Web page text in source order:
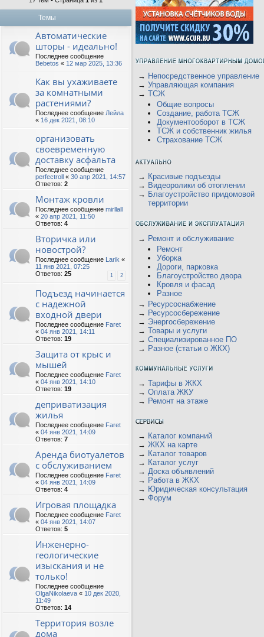
Темы
Автоматические
шторы - идеально!
Последнее сообщение
Bebetos « 12 мар 2025, 13:36
Как вы ухаживаете
за комнатными
растениями?
Последнее сообщение Лейла
« 16 дек 2021, 08:10
организовать
своевременную
доставку асфальта
Последнее сообщение
perfectroll « 30 апр 2021, 14:57
Ответов: 2
Монтаж кровли
Последнее сообщение mirllall
« 20 апр 2021, 11:50
Ответов: 4
Вторичка или
новострой?
Последнее сообщение Larik «
11 янв 2021, 07:25
Ответов: 25 1 2
Подъезд начинается
с надежной
входной двери
Последнее сообщение Faret
« 04 янв 2021, 14:11
Ответов: 19
Защита от крыс и
мышей
Последнее сообщение Faret
« 04 янв 2021, 14:10
Ответов: 19
деприватизация
жилья
Последнее сообщение Faret
« 04 янв 2021, 14:09
Ответов: 7
Аренда биотуалетов
с обслуживанием
Последнее сообщение Faret
« 04 янв 2021, 14:09
Ответов: 4
Игровая площадка
Последнее сообщение Faret
« 04 янв 2021, 14:07
Ответов: 5
Инженерно-
геологические
изыскания и не
только!
Последнее сообщение
OlgaNikolaeva « 10 дек 2020,
11:49
Ответов: 14
Территория возле
дома
→ Непосредственное управление
→ Управляющая компания
→ ТСЖ
Общие вопросы
Создание, работа ТСЖ
Документооборот в ТСЖ
ТСЖ и собственник жилья
Страхование ТСЖ
→ Красивые подъезды
→ Видеоролики об отоплении
→ Благоустройство придомовой
территории
→ Ремонт и обслуживание
Ремонт
Уборка
Дороги, парковка
Благоустройство двора
Кровля и фасад
Разное
→ Ресурсоснабжение
→ Ресурсосбережение
→ Энергосбережение
→ Товары и услуги
→ Специализированное ПО
→ Разное (статьи о ЖКХ)
→ Тарифы в ЖКХ
→ Оплата ЖКУ
→ Ремонт на этаже
→ Каталог компаний
→ ЖКХ на карте
→ Каталог товаров
→ Каталог услуг
→ Доска объявлений
→ Работа в ЖКХ
→ Юридическая консультация
→ Форум